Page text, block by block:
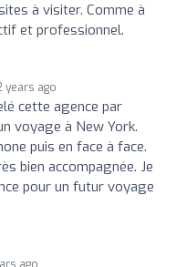
à visiter. Comme à
et professionnel.
years ago
cette agence par
voyage à New York.
puis en face à face.
bien accompagnée. Je
pour un futur voyage
ago